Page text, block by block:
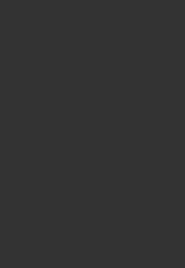
提供について
して個人情報を提供
ームより個人情報を
）への提供
等を行った企業による
否・合否の検討を含み